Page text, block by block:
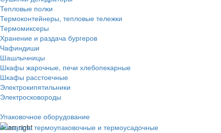
Тепловые полки
Термоконтейнеры, тепловые тележки
Термомиксеры
Хранение и раздача бургеров
Чафиндиши
Шашлычницы
Шкафы жарочные, печи хлебопекарные
Шкафы расстоечные
Электрокипятильники
Электросковороды
Упаковочное оборудование
Аппараты термоупаковочные и термоусадочные